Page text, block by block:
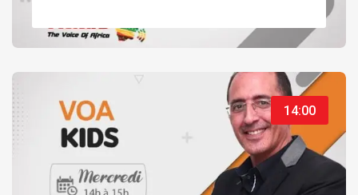
14:00